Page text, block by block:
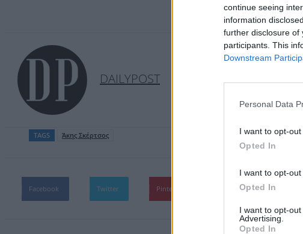
continue seeing
information
further disclosure of
participants. This
Downstream
Personal Data
I want to opt-
Opted In
I want to opt-
Opted In
I want to opt-
Advertising.
Opted In
DAILYPOST
TAGS Άκης Σκέρτσος
Facebook Twitter Pinterest WhatsApp